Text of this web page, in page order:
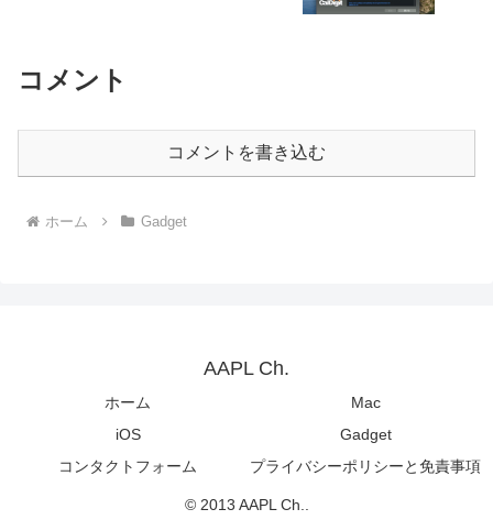
コメント
コメントを書き込む
ホーム Gadget
AAPL Ch.
ホーム
Mac
iOS
Gadget
コンタクトフォーム
プライバシーポリシーと免責事項
© 2013 AAPL Ch..